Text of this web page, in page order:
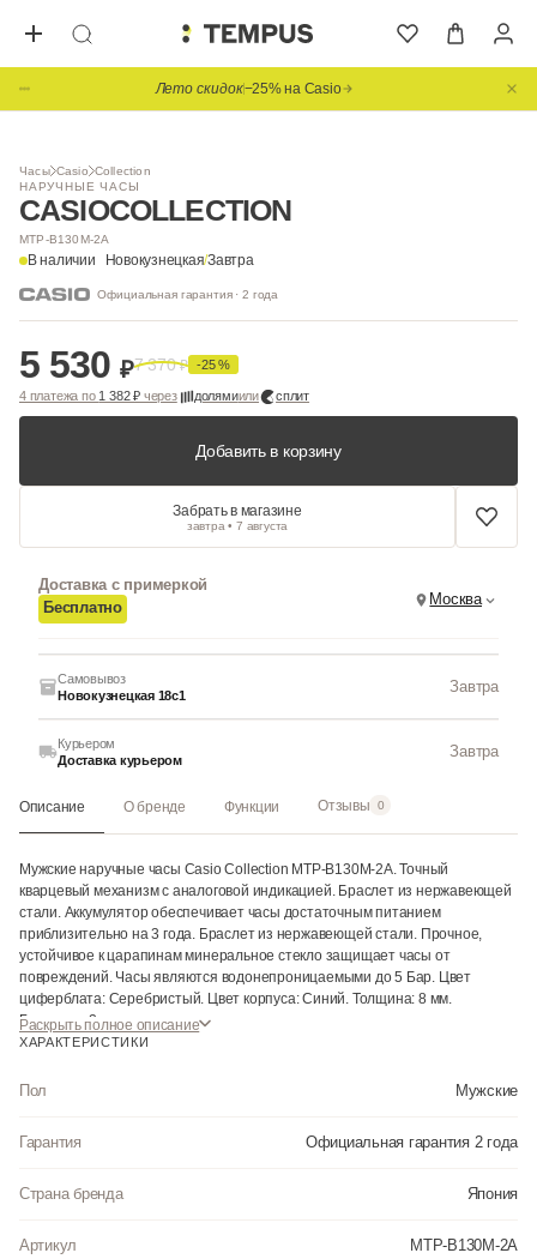
Лето скидок−25% на Casio
Часы Casio Collection
НАРУЧНЫЕ ЧАСЫ
CASIOCOLLECTION
MTP-B130M-2A
В наличии Новокузнецкая/Завтра
Официальная гарантия · 2 года
5 530 ₽7 370₽ -25 %
4 платежа по 1 382 ₽через долямиили сплит
Добавить в корзину
Забрать в магазине
завтра • 7 августа
Доставка с примеркой
Бесплатно
Москва
Самовывоз
Новокузнецкая 18с1
Завтра
Курьером
Доставка курьером
Завтра
Описание О бренде Функции Отзывы 0
Мужские наручные часы Casio Collection MTP-B130M-2A. Точный
кварцевый механизм с аналоговой индикацией. Браслет из нержавеющей
стали. Аккумулятор обеспечивает часы достаточным питанием
приблизительно на 3 года. Браслет из нержавеющей стали. Прочное,
устойчивое к царапинам минеральное стекло защищает часы от
повреждений. Часы являются водонепроницаемыми до 5 Бар. Цвет
циферблата: Серебристый. Цвет корпуса: Синий. Толщина: 8 мм.
Гарантия: 2 года.
Раскрыть полное описание
ХАРАКТЕРИСТИКИ
Пол Мужские
Гарантия Официальная гарантия 2 года
Страна бренда Япония
Артикул MTP-B130M-2A